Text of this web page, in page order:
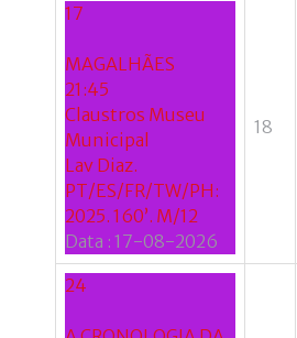
17
MAGALHÃES
21:45
Claustros Museu
Municipal
Lav Diaz.
PT/ES/FR/TW/PH:
2025. 160’. M/12
Data : 17-08-2026
18
24